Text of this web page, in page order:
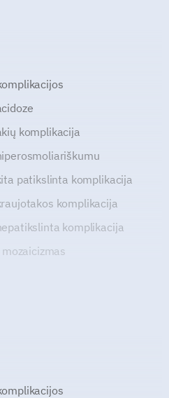
komplikacija
patikslinta komplikacija
komplikacija
komplikacija